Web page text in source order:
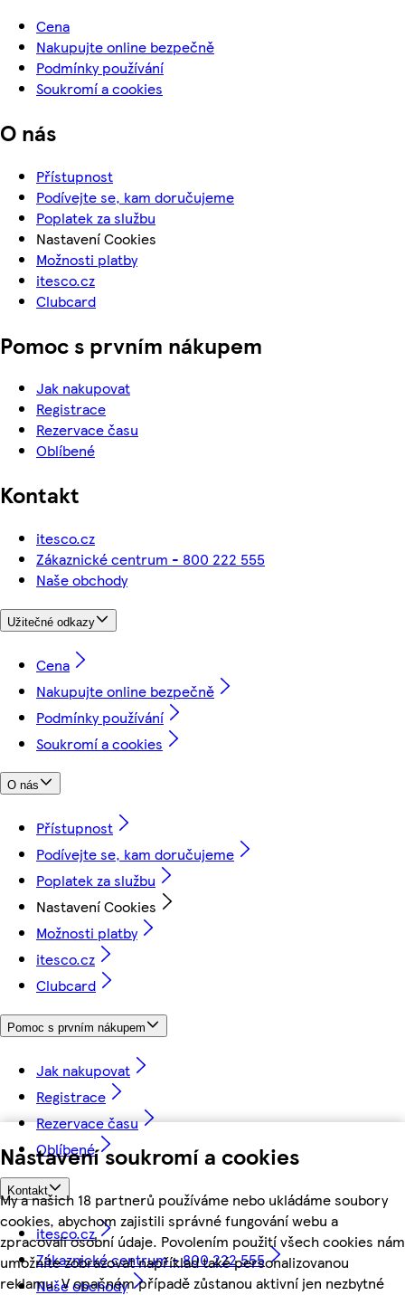
Nastavení soukromí a cookies
My a našich 18 partnerů používáme nebo ukládáme soubory
cookies, abychom zajistili správné fungování webu a
zpracovali osobní údaje. Povolením použití všech cookies nám
umožníte zobrazovat například také personalizovanou
reklamu. V opačném případě zůstanou aktivní jen nezbytné
Cena
Nakupujte online bezpečně
Podmínky používání
Soukromí a cookies
O nás
Přístupnost
Podívejte se, kam doručujeme
Poplatek za službu
Nastavení Cookies
Možnosti platby
itesco.cz
Clubcard
Pomoc s prvním nákupem
Jak nakupovat
Registrace
Rezervace času
Oblíbené
Kontakt
itesco.cz
Zákaznické centrum - 800 222 555
Naše obchody
Užitečné odkazy
Cena
Nakupujte online bezpečně
Podmínky používání
Soukromí a cookies
O nás
Přístupnost
Podívejte se, kam doručujeme
Poplatek za službu
Nastavení Cookies
Možnosti platby
itesco.cz
Clubcard
Pomoc s prvním nákupem
Jak nakupovat
Registrace
Rezervace času
Oblíbené
Kontakt
itesco.cz
Zákaznické centrum - 800 222 555
Naše obchody